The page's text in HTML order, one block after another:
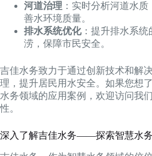
河道治理 ：实时分析河道水
善水环境质量。
排水系统优化：提升排水系统
涝，保障市民安全。
吉佳水务致力于通过创新技术和解
理，提升居民用水安全。如果您想
水务领域的应用案例，欢迎访问我
性。
深入了解吉佳水务——探索智慧水